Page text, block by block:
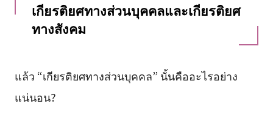
เกียรติยศทางส่วนบุคคลและเกียรติยศ
ทางสังคม
แล้ว “เกียรติยศทางส่วนบุคคล” นั้นคืออะไรอย่าง
แน่นอน?